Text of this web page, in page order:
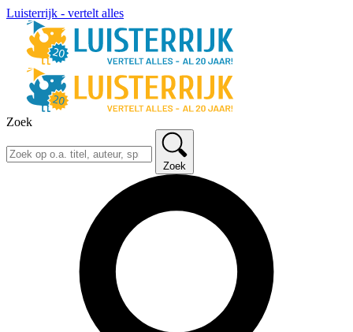
Luisterrijk - vertelt alles
Zoek
Zoek